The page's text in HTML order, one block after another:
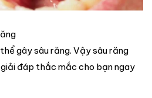
gây sâu răng. Vậy sâu răng
đáp thắc mắc cho bạn ngay